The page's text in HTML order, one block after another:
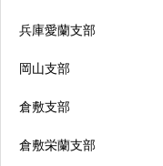
兵庫愛蘭支部
岡山支部
倉敷支部
倉敷栄蘭支部